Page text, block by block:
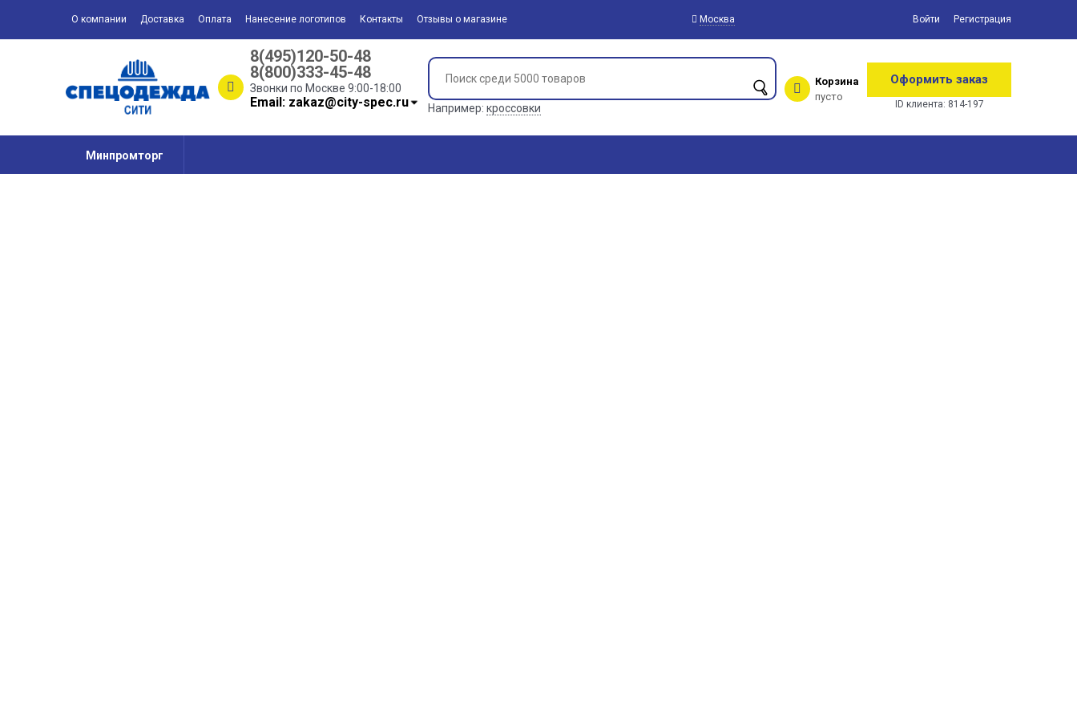
О компании Доставка Оплата Нанесение логотипов Контакты Отзывы о магазине Москва Войти Регистрация
8(495)120-50-48
8(800)333-45-48
Звонки по Москве 9:00-18:00
Email: zakaz@city-spec.ru Например: кроссовки
Корзина
пусто
Оформить заказ
ID клиента: 814-197
Минпромторг